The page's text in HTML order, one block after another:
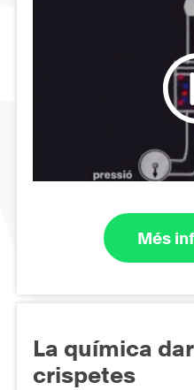
Més
La química
crispetes